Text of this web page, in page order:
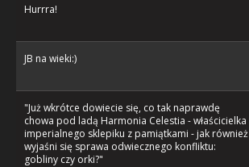
Hurrra!
JB na wieki:)
"Już wkrótce dowiecie się, co tak naprawdę
chowa pod ladą Harmonia Celestia - właścicielka
imperialnego sklepiku z pamiątkami - jak również
wyjaśni się sprawa odwiecznego konfliktu:
gobliny czy orki?"